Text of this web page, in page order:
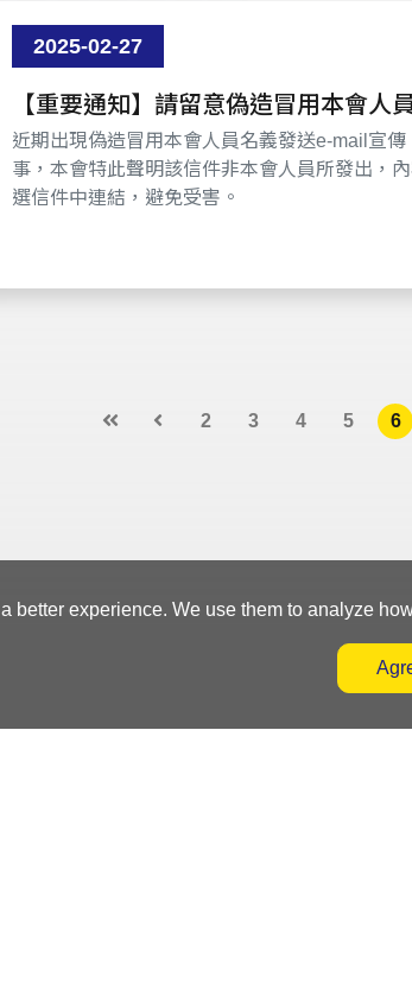
2025-02-27
【重要通知】請留意偽造冒用本會人
近期出現偽造冒用本會人員名義發送e-mail宣
事，本會特此聲明該信件非本會人員所發出，
選信件中連結，避免受害。
2 3 4 5 6
better experience. We use them to analyze